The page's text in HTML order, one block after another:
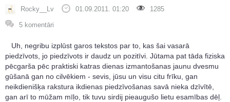
Rocky__Lv 01.09.2011. 01:20 1285
5 komentāri
Uh, negribu izplūst garos tekstos par to, kas šai vasarā
piedzīvots, jo piedzīvots ir daudz un pozitīvi. Jūtama pat tāda fiziska
pēcgarša pēc praktiski katras dienas izmantošanas jaunu dvesmu
gūšanā gan no cilvēkiem - sevis, jūsu un visu citu frīku, gan
neikdienišķa rakstura ikdienas piedzīvošanas savā nieka dzīvītē,
gan arī to mūžam mīļo, tik tuvu sirdij pieaugušo lietu esamības dēļ.